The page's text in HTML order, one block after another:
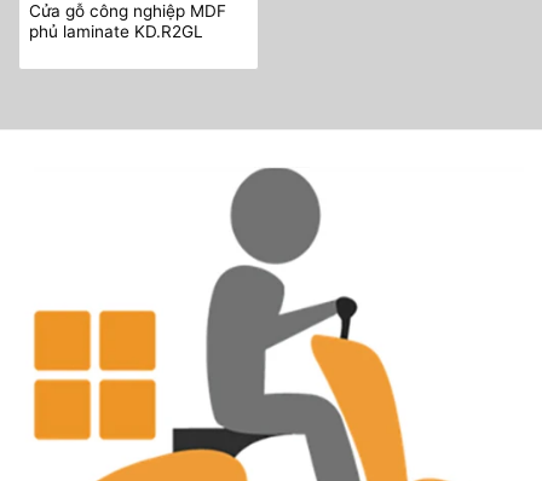
Cửa gỗ công nghiệp MDF
phủ laminate KD.R2GL